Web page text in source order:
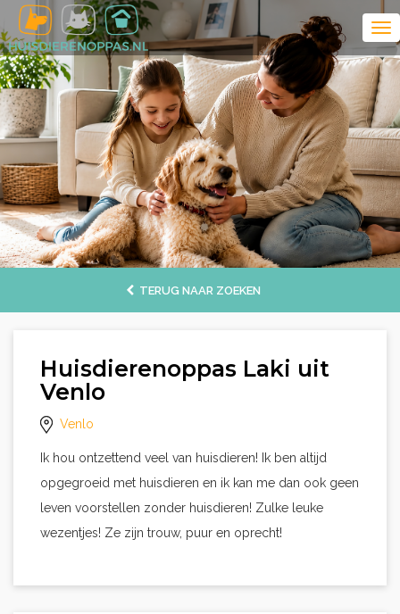
TERUG NAAR ZOEKEN
Huisdierenoppas Laki uit
Venlo
Venlo
Ik hou ontzettend veel van huisdieren! Ik ben altijd
opgegroeid met huisdieren en ik kan me dan ook geen
leven voorstellen zonder huisdieren! Zulke leuke
wezentjes! Ze zijn trouw, puur en oprecht!